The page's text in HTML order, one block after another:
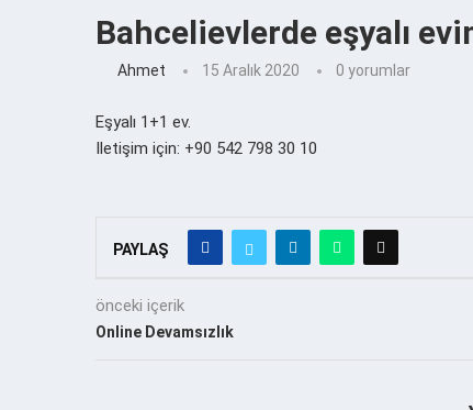
Bahcelievlerde eşyalı
Ahmet 15 Aralık 2020 0 yorumlar
Eşyalı 1+1 ev.
Iletişim için: +90 542 798 30 10
PAYLAŞ
önceki içerik
Online Devamsızlık